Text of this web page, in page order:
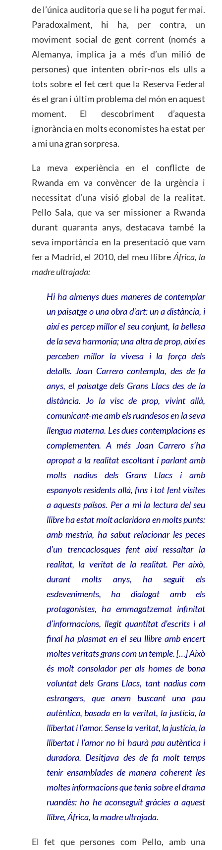
de l’única auditoria que se li ha pogut fer mai.
Paradoxalment, hi ha, per contra, un
moviment social de gent corrent (només a
Alemanya, implica ja a més d’un milió de
persones) que intenten obrir-nos els ulls a
tots sobre el fet cert que la Reserva Federal
és el gran i últim problema del món en aquest
moment. El descobriment d’aquesta
ignorància en molts economistes ha estat per
a mi una gran sorpresa.
La meva experiència en el conflicte de
Rwanda em va convèncer de la urgència i
necessitat d’una visió global de la realitat.
Pello Sala, que va ser missioner a Rwanda
durant quaranta anys, destacava també la
seva importància en la presentació que vam
fer a Madrid, el 2010, del meu llibre África, la
madre ultrajada:
Hi ha almenys dues maneres de contemplar
un paisatge o una obra d’art: un a distància, i
així es percep millor el seu conjunt, la bellesa
de la seva harmonia; una altra de prop, així es
perceben millor la vivesa i la força dels
detalls. Joan Carrero contempla, des de fa
anys, el paisatge dels Grans Llacs des de la
distància. Jo la visc de prop, vivint allà,
comunicant-me amb els ruandesos en la seva
llengua materna. Les dues contemplacions es
complementen. A més Joan Carrero s’ha
apropat a la realitat escoltant i parlant amb
molts nadius dels Grans Llacs i amb
espanyols residents allà, fins i tot fent visites
a aquests països. Per a mi la lectura del seu
llibre ha estat molt aclaridora en molts punts:
amb mestria, ha sabut relacionar les peces
d’un trencaclosques fent així ressaltar la
realitat, la veritat de la realitat. Per això,
durant molts anys, ha seguit els
esdeveniments, ha dialogat amb els
protagonistes, ha emmagatzemat infinitat
d’informacions, llegit quantitat d’escrits i al
final ha plasmat en el seu llibre amb encert
moltes veritats grans com un temple. […] Això
és molt consolador per als homes de bona
voluntat dels Grans Llacs, tant nadius com
estrangers, que anem buscant una pau
autèntica, basada en la veritat, la justícia, la
llibertat i l’amor. Sense la veritat, la justícia, la
llibertat i l’amor no hi haurà pau autèntica i
duradora. Desitjava des de fa molt temps
tenir ensamblades de manera coherent les
moltes informacions que tenia sobre el drama
ruandès: ho he aconseguit gràcies a aquest
llibre, África, la madre ultrajada.
El fet que persones com Pello, amb una